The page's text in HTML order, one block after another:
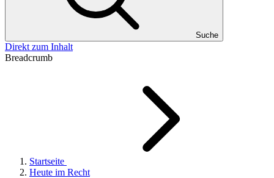
Suche
Direkt zum Inhalt
Breadcrumb
Startseite
Heute im Recht